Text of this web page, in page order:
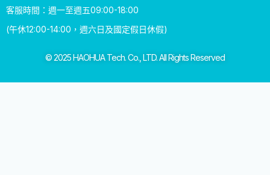
客服時間：週一至週五09:00-18:00
(午休12:00-14:00，週六日及國定假日休假)
© 2025 HAOHUA Tech. Co., LTD. All Rights Reserved